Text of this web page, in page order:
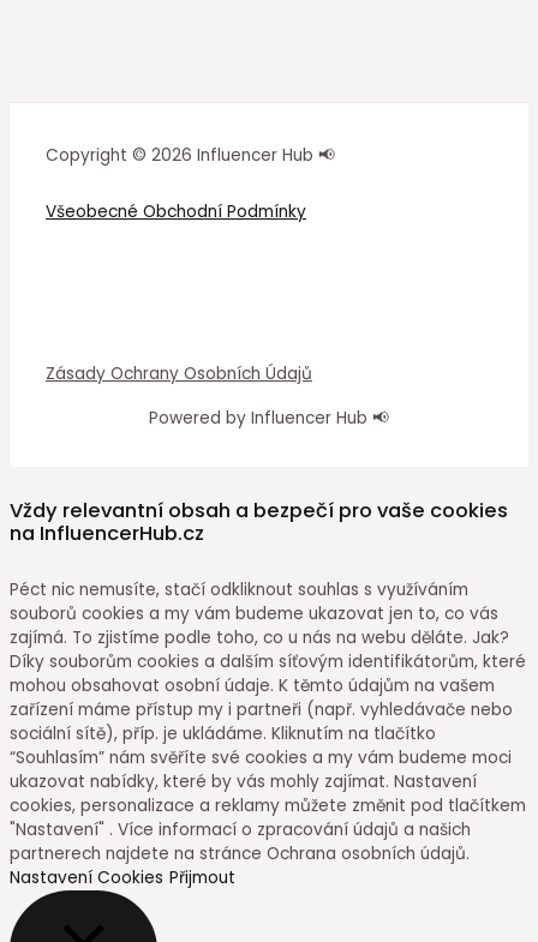
Copyright © 2026 Influencer Hub 📢
Všeobecné Obchodní Podmínky
Zásady Ochrany Osobních Údajů
Powered by Influencer Hub 📢
Vždy relevantní obsah a bezpečí pro vaše cookies
na InfluencerHub.cz
Péct nic nemusíte, stačí odkliknout souhlas s využíváním
souborů cookies a my vám budeme ukazovat jen to, co vás
zajímá. To zjistíme podle toho, co u nás na webu děláte. Jak?
Díky souborům cookies a dalším síťovým identifikátorům, které
mohou obsahovat osobní údaje. K těmto údajům na vašem
zařízení máme přístup my i partneři (např. vyhledávače nebo
sociální sítě), příp. je ukládáme. Kliknutím na tlačítko
“Souhlasím” nám svěříte své cookies a my vám budeme moci
ukazovat nabídky, které by vás mohly zajímat. Nastavení
cookies, personalizace a reklamy můžete změnit pod tlačítkem
"Nastavení" . Více informací o zpracování údajů a našich
partnerech najdete na stránce Ochrana osobních údajů.
Nastavení Cookies Přijmout